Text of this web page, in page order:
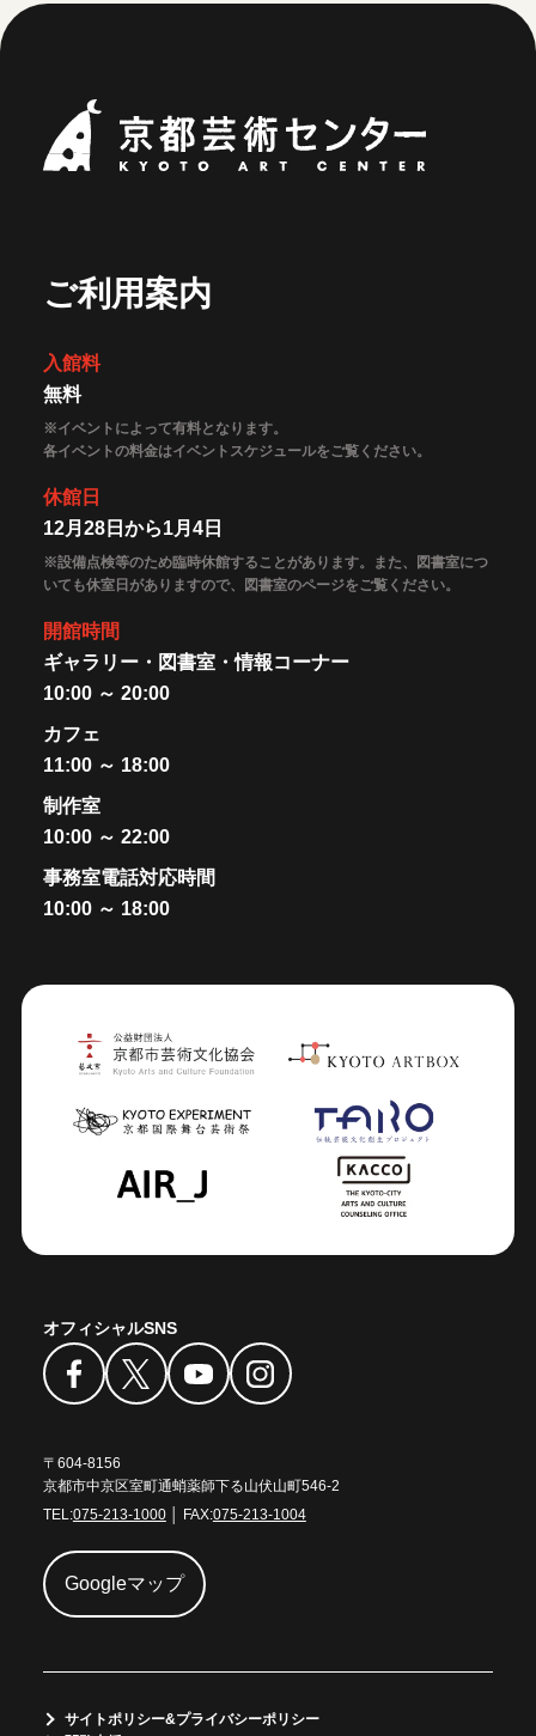
ご利用案内
入館料
無料
※イベントによって有料となります。
各イベントの料金はイベントスケジュールをご覧ください。
休館日
12月28日から1月4日
※設備点検等のため臨時休館することがあります。また、図書室につ
いても休室日がありますので、図書室のページをご覧ください。
開館時間
ギャラリー・図書室・情報コーナー
10:00 ～ 20:00
カフェ
11:00 ～ 18:00
制作室
10:00 ～ 22:00
事務室電話対応時間
10:00 ～ 18:00
オフィシャルSNS
〒604-8156
京都市中京区室町通蛸薬師下る山伏山町546-2
TEL:075-213-1000│ FAX:075-213-1004
Googleマップ
サイトポリシー&プライバシーポリシー